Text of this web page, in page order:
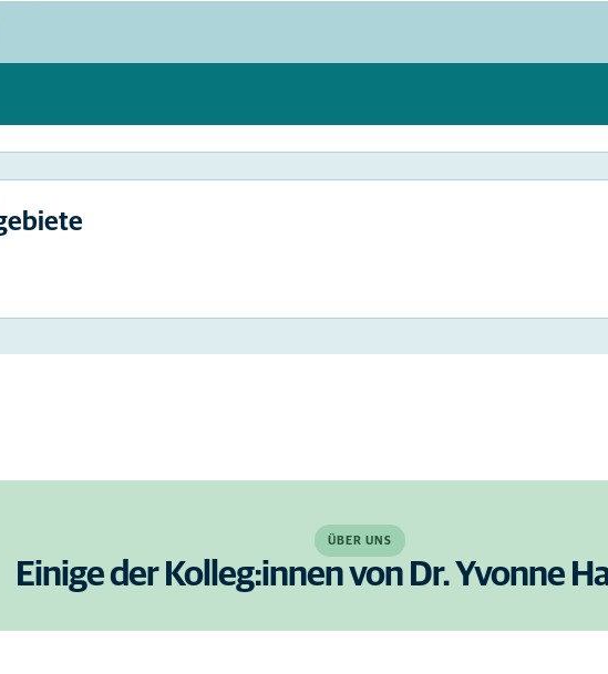
ÜBER UNS
Einige der Kolleg:innen von Dr. Yvonne